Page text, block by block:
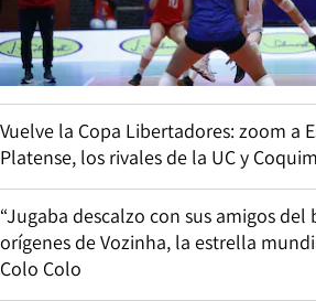
Vuelve la Copa Libertadores: zoom a
Platense, los rivales de la UC y
“Jugaba descalzo con sus amigos del
orígenes de Vozinha, la estrella
Colo Colo